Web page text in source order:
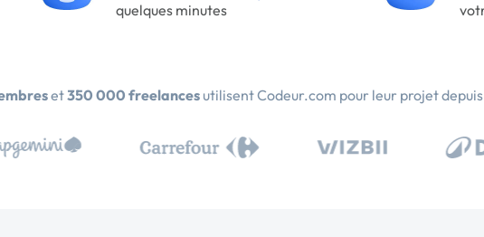
quelques minutes
et350 000 freelancesutilisent Codeur.com pour leur projet